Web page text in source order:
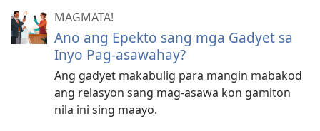
MAGMATA!
Ano ang Epekto sang mga Gadyet sa
Inyo Pag-asawahay?
Ang gadyet makabulig para mangin mabakod
ang relasyon sang mag-asawa kon gamiton
nila ini sing maayo.